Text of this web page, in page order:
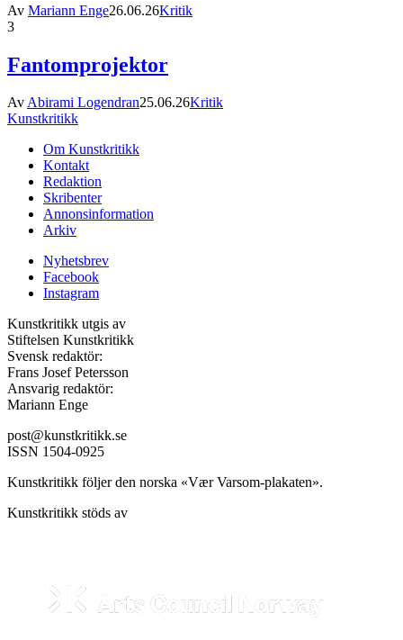
Av Mariann Enge26.06.26Kritik
3
Fantomprojektor
AvAbirami Logendran25.06.26Kritik
Kunstkritikk
Om Kunstkritikk
Kontakt
Redaktion
Skribenter
Annonsinformation
Arkiv
Nyhetsbrev
Facebook
Instagram
Kunstkritikk utgis av
Stiftelsen Kunstkritikk
Svensk redaktör:
Frans Josef Petersson
Ansvarig redaktör:
Mariann Enge
post@kunstkritikk.se
ISSN 1504-0925
Kunstkritikk följer den norska «Vær Varsom-plakaten».
Kunstkritikk stöds av